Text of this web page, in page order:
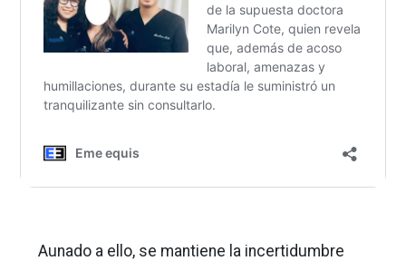
Aunado a ello, se mantiene la incertidumbre